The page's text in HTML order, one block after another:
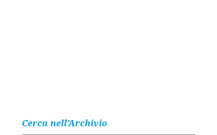
Cerca nell’Archivio